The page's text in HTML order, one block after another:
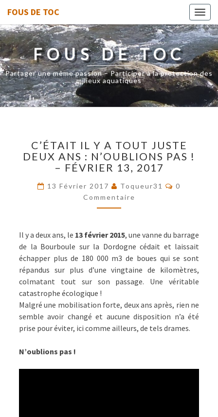
FOUS DE TOC
FOUS DE TOC
Partager une même passion – Participer à la protection des
milieux aquatiques
IL
Y
A
JUSTE
DEUX
ANS
N’OUBLIONS
PAS
–
FÉVRIER
13,
C’ÉTAIT IL Y A TOUT JUSTE
DEUX ANS : N’OUBLIONS PAS !
– FÉVRIER 13, 2017
13 Février 2017 Toqueur31
0
Commentaire
Il y a deux ans, le 13 février 2015, une vanne du barrage
de la Bourboule sur la Dordogne cédait et laissait
échapper plus de 180 000 m3 de boues qui se sont
répandus sur plus d’une vingtaine de kilomètres,
colmatant tout sur son passage. Une véritable
catastrophe écologique !
Malgré une mobilisation forte, deux ans après, rien ne
semble avoir changé et aucune disposition n’a été
prise pour éviter, ici comme ailleurs, de tels drames.
N’oublions pas !